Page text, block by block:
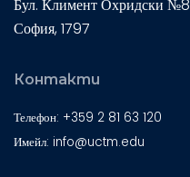
Бул. Климент Охридски №8
София, 1797
Контакти
Телефон: +359 2 81 63 120
Имейл: info@uctm.edu